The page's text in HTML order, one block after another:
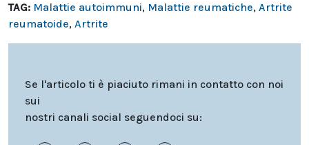
TAG: Malattie autoimmuni, Malattie reumatiche, Artrite
reumatoide, Artrite
Se l'articolo ti è piaciuto rimani in contatto con noi
sui
nostri canali social seguendoci su: